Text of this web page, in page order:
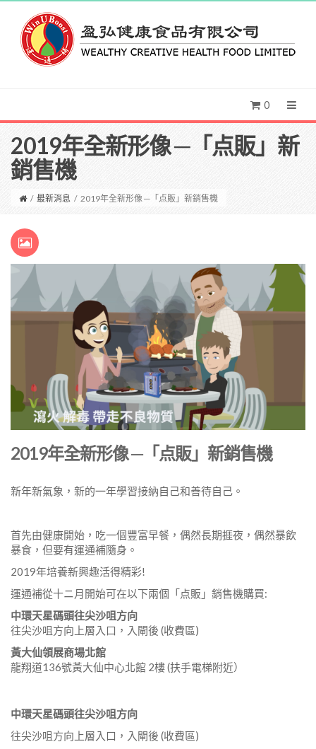
0
2019年全新形像 ─「点販」新
銷售機
/ 最新消息 / 2019年全新形像 ─「点販」新銷售機
2019年全新形像 ─「点販」新銷售機
新年新氣象，新的一年學習接納自己和善待自己。
首先由健康開始，吃一個豐富早餐，偶然長期捱夜，偶然暴飲
暴食，但要有運通補隨身。
2019年培養新興趣活得精彩!
運通補從十ニ月開始可在以下兩個「点販」銷售機購買:
中環天星碼頭往尖沙咀方向
往尖沙咀方向上層入口，入閘後 (收費區)
黃大仙領展商場北館
龍翔道136號黃大仙中心北館 2樓 (扶手電梯附近）
中環天星碼頭往尖沙咀方向
往尖沙咀方向上層入口，入閘後 (收費區)